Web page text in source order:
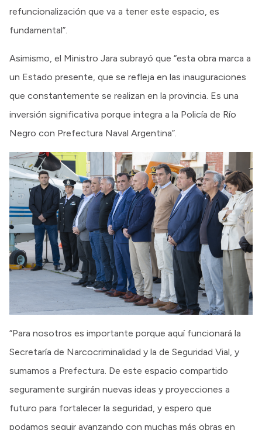
refuncionalización que va a tener este espacio, es
fundamental”.
Asimismo, el Ministro Jara subrayó que “esta obra marca a
un Estado presente, que se refleja en las inauguraciones
que constantemente se realizan en la provincia. Es una
inversión significativa porque integra a la Policía de Río
Negro con Prefectura Naval Argentina”.
“Para nosotros es importante porque aquí funcionará la
Secretaría de Narcocriminalidad y la de Seguridad Vial, y
sumamos a Prefectura. De este espacio compartido
seguramente surgirán nuevas ideas y proyecciones a
futuro para fortalecer la seguridad, y espero que
podamos seguir avanzando con muchas más obras en